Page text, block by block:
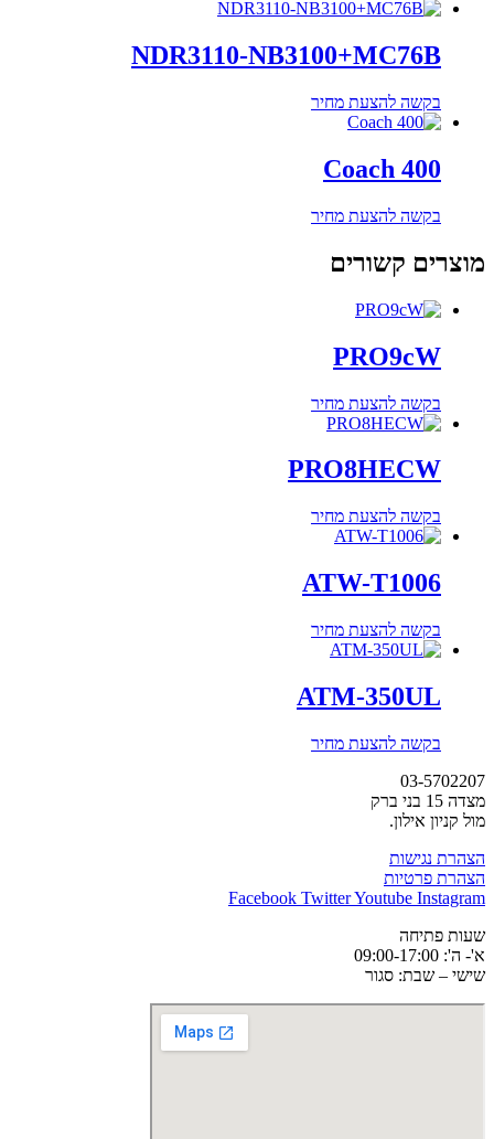
NDR3110-NB3100+MC76B
בקשה להצעת מחיר
Coach 400
בקשה להצעת מחיר
מוצרים קשורים
PRO9cW
בקשה להצעת מחיר
PRO8HECW
בקשה להצעת מחיר
ATW-T1006
בקשה להצעת מחיר
ATM-350UL
בקשה להצעת מחיר
03-5702207
מצדה 15 בני ברק
מול קניון אילון.
הצהרת נגישות
הצהרת פרטיות
Facebook TwitterYoutube Instagram
שעות פתיחה
א'- ה': 09:00-17:00
שישי – שבת: סגור